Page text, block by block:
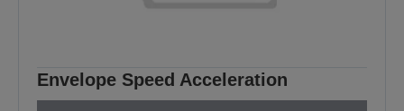
Envelope Speed Acceleration